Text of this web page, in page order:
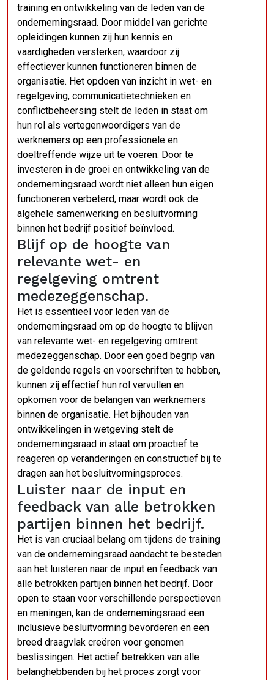
training en ontwikkeling van de leden van de
ondernemingsraad. Door middel van gerichte
opleidingen kunnen zij hun kennis en
vaardigheden versterken, waardoor zij
effectiever kunnen functioneren binnen de
organisatie. Het opdoen van inzicht in wet- en
regelgeving, communicatietechnieken en
conflictbeheersing stelt de leden in staat om
hun rol als vertegenwoordigers van de
werknemers op een professionele en
doeltreffende wijze uit te voeren. Door te
investeren in de groei en ontwikkeling van de
ondernemingsraad wordt niet alleen hun eigen
functioneren verbeterd, maar wordt ook de
algehele samenwerking en besluitvorming
binnen het bedrijf positief beïnvloed.
Blijf op de hoogte van
relevante wet- en
regelgeving omtrent
medezeggenschap.
Het is essentieel voor leden van de
ondernemingsraad om op de hoogte te blijven
van relevante wet- en regelgeving omtrent
medezeggenschap. Door een goed begrip van
de geldende regels en voorschriften te hebben,
kunnen zij effectief hun rol vervullen en
opkomen voor de belangen van werknemers
binnen de organisatie. Het bijhouden van
ontwikkelingen in wetgeving stelt de
ondernemingsraad in staat om proactief te
reageren op veranderingen en constructief bij te
dragen aan het besluitvormingsproces.
Luister naar de input en
feedback van alle betrokken
partijen binnen het bedrijf.
Het is van cruciaal belang om tijdens de training
van de ondernemingsraad aandacht te besteden
aan het luisteren naar de input en feedback van
alle betrokken partijen binnen het bedrijf. Door
open te staan voor verschillende perspectieven
en meningen, kan de ondernemingsraad een
inclusieve besluitvorming bevorderen en een
breed draagvlak creëren voor genomen
beslissingen. Het actief betrekken van alle
belanghebbenden bij het proces zorgt voor